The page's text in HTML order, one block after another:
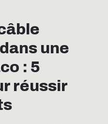
une
: 5
réussir